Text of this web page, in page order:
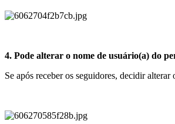
4. Pode alterar o nome de usuário(a) do
Se após receber os seguidores, decidir